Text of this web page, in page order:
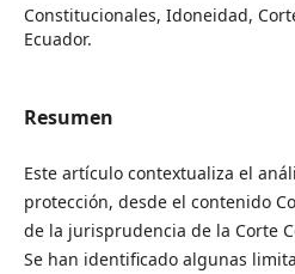
Constitucionales, Idoneidad,
Ecuador.
Resumen
Este artículo contextualiza el
protección, desde el contenido
de la jurisprudencia de la Corte
Se han identificado algunas